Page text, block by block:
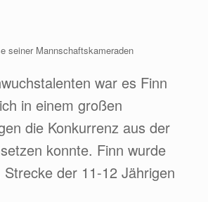
seiner Mannschaftskameraden
war es Finn
in einem großen
die Konkurrenz aus der
konnte. Finn wurde
der 11-12 Jährigen